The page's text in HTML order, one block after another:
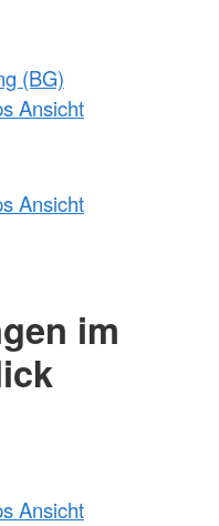
(BG)
Ansicht
Ansicht
im
Ansicht